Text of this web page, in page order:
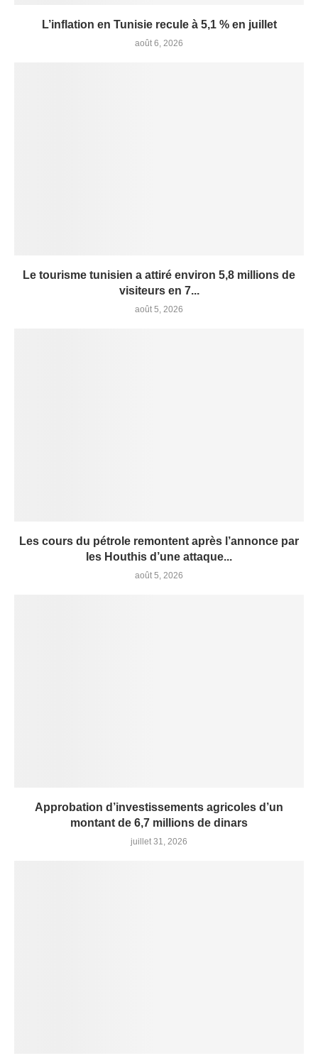
L’inflation en Tunisie recule à 5,1 % en juillet
août 6, 2026
Le tourisme tunisien a attiré environ 5,8 millions de
visiteurs en 7...
août 5, 2026
Les cours du pétrole remontent après l’annonce par
les Houthis d’une attaque...
août 5, 2026
Approbation d’investissements agricoles d’un
montant de 6,7 millions de dinars
juillet 31, 2026